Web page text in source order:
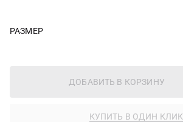
РАЗМЕР
ДОБАВИТЬ В КОРЗИНУ
КУПИТЬ В ОДИН КЛИК